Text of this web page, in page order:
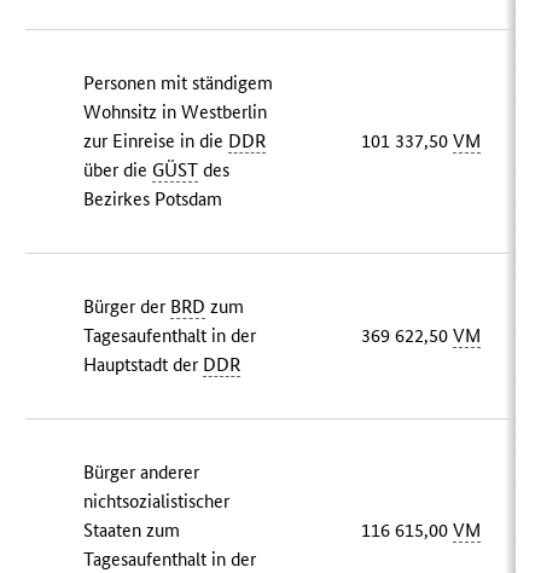
Personen mit ständigem
Wohnsitz in Westberlin
zur Einreise in die DDR
über die GÜST des
Bezirkes Potsdam
101 337,50VM
Bürger der BRD zum
Tagesaufenthalt in der
Hauptstadt der DDR
369 622,50VM
Bürger anderer
nichtsozialistischer
Staaten zum
Tagesaufenthalt in der
116 615,00VM